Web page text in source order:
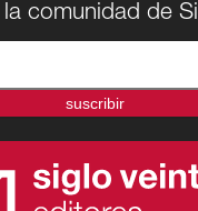
la comunidad de
suscribir